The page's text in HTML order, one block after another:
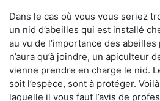
Dans le cas où vous vous seriez
un nid d’abeilles qui est installé
au vu de l’importance des
n’aura qu’à joindre, un apiculteur
vienne prendre en charge le nid.
soit l’espèce, sont à protéger.
laquelle il vous faut l’avis de